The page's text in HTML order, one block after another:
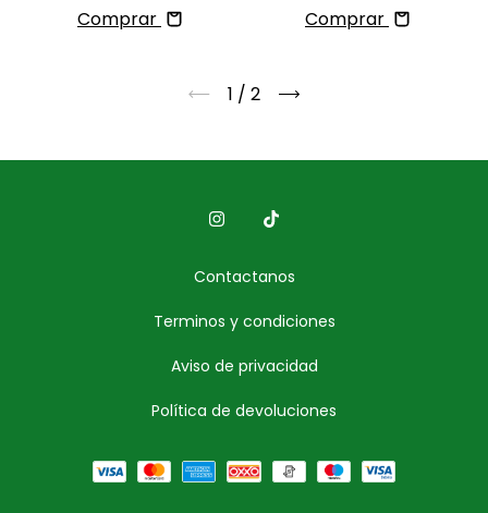
Comprar Comprar
1 / 2
Contactanos
Terminos y condiciones
Aviso de privacidad
Política de devoluciones